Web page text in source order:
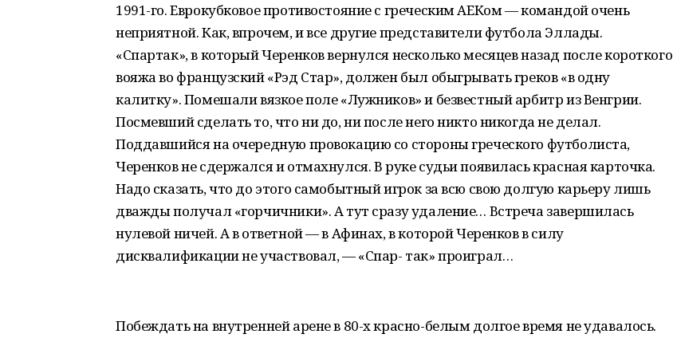
1991-го. Еврокубковое противостояние с греческим АЕКом — командой очень
неприятной. Как, впрочем, и все другие представители футбола Эллады.
«Спартак», в который Черенков вернулся несколько месяцев назад после короткого
вояжа во французский «Рэд Стар», должен был обыгрывать греков «в одну
калитку». Помешали вязкое поле «Лужников» и безвестный арбитр из Венгрии.
Посмевший сделать то, что ни до, ни после него никто никогда не делал.
Поддавшийся на очередную провокацию со стороны греческого футболиста,
Черенков не сдержался и отмахнулся. В руке судьи появилась красная карточка.
Надо сказать, что до этого самобытный игрок за всю свою долгую карьеру лишь
дважды получал «горчичники». А тут сразу удаление… Встреча завершилась
нулевой ничей. А в ответной — в Афинах, в которой Черенков в силу
дисквалификации не участвовал, — «Спар- так» проиграл…
Побеждать на внутренней арене в 80-х красно-белым долгое время не удавалось.